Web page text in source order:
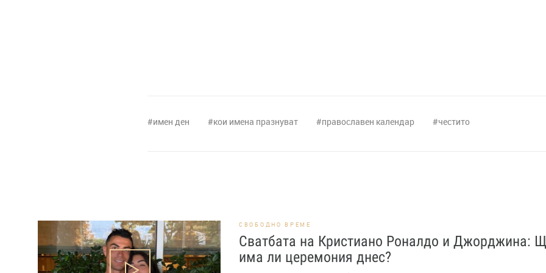
имен ден кои имена празнуват православен календар честито
СВОБОДНО ВРЕМЕ
Сватбата на Кристиано Роналдо и Джорджина:
има ли церемония днес?